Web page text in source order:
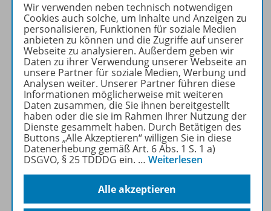
Produktinformationen
Beschreibung
Inhalte
Zugehörige Produkte
Wir verwenden neben technisch notwendigen
Cookies auch solche, um Inhalte und Anzeigen zu
personalisieren, Funktionen für soziale Medien
anbieten zu können und die Zugriffe auf unserer
Webseite zu analysieren. Außerdem geben wir
Daten zu ihrer Verwendung unserer Webseite an
unsere Partner für soziale Medien, Werbung und
Analysen weiter. Unserer Partner führen diese
Informationen möglicherweise mit weiteren
Daten zusammen, die Sie ihnen bereitgestellt
haben oder die sie im Rahmen Ihrer Nutzung der
Dienste gesammelt haben. Durch Betätigen des
Buttons „Alle Akzeptieren“ willigen Sie in diese
Datenerhebung gemäß Art. 6 Abs. 1 S. 1 a)
DSGVO, § 25 TDDDG ein. … Weiterlesen
Alle akzeptieren